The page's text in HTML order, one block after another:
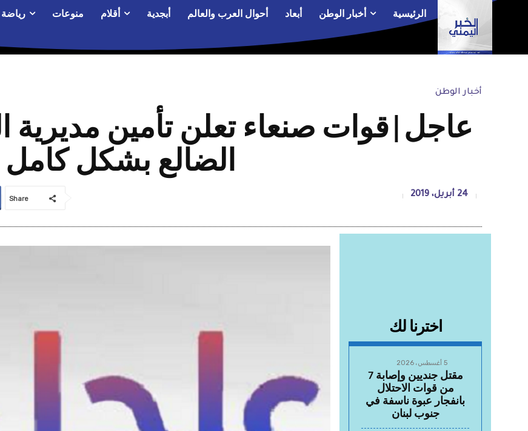
الرئيسية أخبار الوطن أبعاد أحوال العرب والعالم أبجدية أقلام منوعات رياضة
أخبار الوطن
عاجل|قوات صنعاء تعلن تأمين
الضالع بشكل كامل
24 أبريل، 2019 Share
اخترنا لك
5 أغسطس، 2026
مقتل جنديين وإصابة 7
من قوات الاحتلال
بانفجار عبوة ناسفة في
جنوب لبنان